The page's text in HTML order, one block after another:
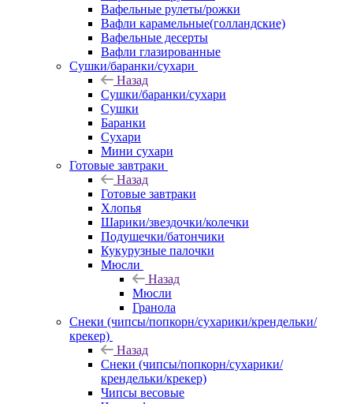
Вафельные рулеты/рожки
Вафли карамельные(голландские)
Вафельные десерты
Вафли глазированные
Сушки/баранки/сухари
Назад
Сушки/баранки/сухари
Сушки
Баранки
Сухари
Мини сухари
Готовые завтраки
Назад
Готовые завтраки
Хлопья
Шарики/звездочки/колечки
Подушечки/батончики
Кукурузные палочки
Мюсли
Назад
Мюсли
Гранола
Снеки (чипсы/попкорн/сухарики/крендельки/
крекер)
Назад
Снеки (чипсы/попкорн/сухарики/
крендельки/крекер)
Чипсы весовые